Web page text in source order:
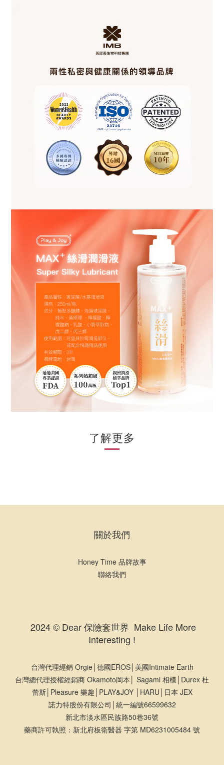
了解更多
關於我們
Honey Time 品牌故事
聯絡我們
2024 © Dear 保險套世界 Make Life More
Interesting !
台灣代理經銷 Orgie│德國EROS│美國Intimate Earth
台灣總代理授權經銷商 Okamoto岡本│ Sagami 相模│Durex 杜
蕾斯│Pleasure 樂趣│PLAY&JOY │HARU│日本 JEX
諾力特股份有限公司│統一編號66599632
新北市淡水區民族路50巷36號
藥商許可執照：新北府板衛醫器 字第 MD6231005484 號